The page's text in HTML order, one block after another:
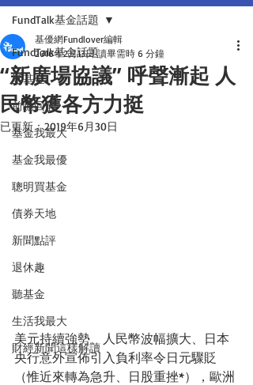
FundTalk基金話題
話基金
前瞻回顧
基金我最大
基金我最優
聰明買基金
債券天地
新聞點評
退休趣
聽基金
生活我最大
財經新聞這樣解讀
FundTalk基金話題
“新廣場協議” 呼聲漸起 人
民幣獲各方力挺
基優網Fundlover編輯
2016年2月13日 讀畢需時 6 分鐘
已更新：2019年6月30日
美元持續強勢、人民幣波幅擴大、日本
央行意外宣佈引入負利率令日元驟貶
（惟近來轉為急升、日股重挫*），歐洲